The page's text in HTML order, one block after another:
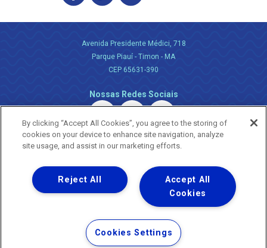
Avenida Presidente Médici, 718
Parque Piauí - Timon - MA
CEP 65631-390
Nossas Redes Sociais
Uma empresa
Copyright ® 2026 - Todos os Direitos Reservados.
Nossa natureza movimenta a vida
Termos Gerais de Uso de Sites e Aplicativos
Política de Privacidade e Proteção de Dados
By clicking “Accept All Cookies”, you agree to the storing of
cookies on your device to enhance site navigation, analyze
site usage, and assist in our marketing efforts.
Accept All
Cookies
Reject All
Cookies Settings